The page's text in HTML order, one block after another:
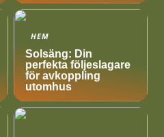
HEM
Solsäng: Din
perfekta följeslagare
för avkoppling
utomhus